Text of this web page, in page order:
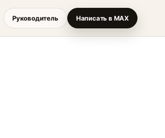
Руководитель Написать в MAX